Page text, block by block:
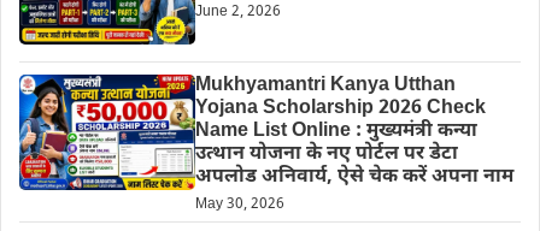
June 2, 2026
Mukhyamantri Kanya Utthan
Yojana Scholarship 2026 Check
Name List Online : मुख्यमंत्री कन्या
उत्थान योजना के नए पोर्टल पर डेटा
अपलोड अनिवार्य, ऐसे चेक करें अपना नाम
May 30, 2026